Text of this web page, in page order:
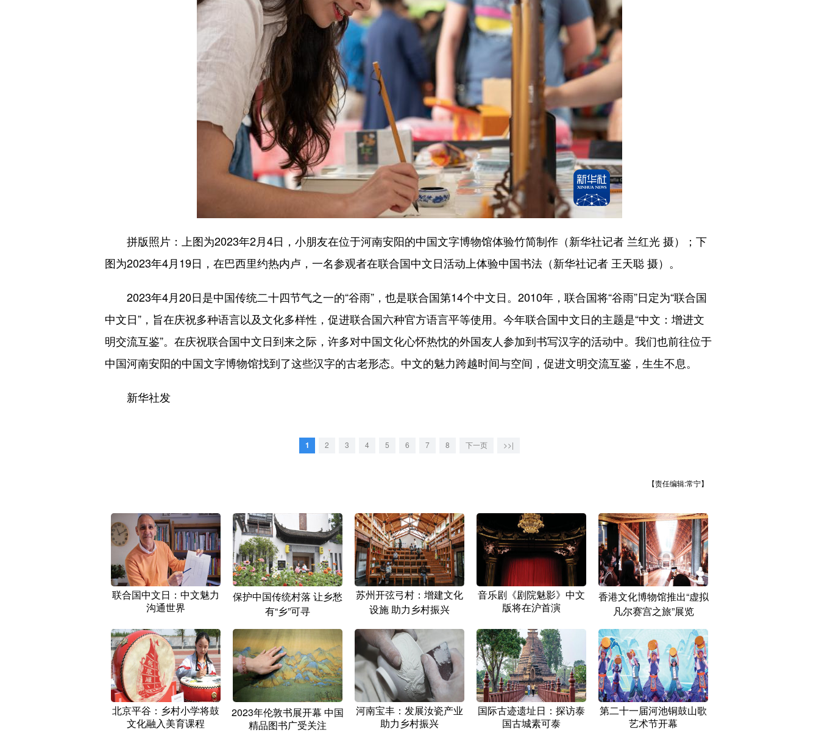
拼版照片：上图为2023年2月4日，小朋友在位于河南安阳的中国文字博物馆体验竹简制作（新华社记者 兰红光 摄）；下
图为2023年4月19日，在巴西里约热内卢，一名参观者在联合国中文日活动上体验中国书法（新华社记者 王天聪 摄）。
2023年4月20日是中国传统二十四节气之一的“谷雨”，也是联合国第14个中文日。2010年，联合国将“谷雨”日定为“联合国
中文日”，旨在庆祝多种语言以及文化多样性，促进联合国六种官方语言平等使用。今年联合国中文日的主题是“中文：增进文
明交流互鉴”。在庆祝联合国中文日到来之际，许多对中国文化心怀热忱的外国友人参加到书写汉字的活动中。我们也前往位于
中国河南安阳的中国文字博物馆找到了这些汉字的古老形态。中文的魅力跨越时间与空间，促进文明交流互鉴，生生不息。
新华社发
1 2 3 4 5 6 7 8 下一页 >>|
【责任编辑:常宁】
联合国中文日：中文魅力
沟通世界
保护中国传统村落 让乡愁
有“乡”可寻
苏州开弦弓村：增建文化
设施 助力乡村振兴
音乐剧《剧院魅影》中文
版将在沪首演
香港文化博物馆推出“虚拟
凡尔赛宫之旅”展览
北京平谷：乡村小学将鼓
文化融入美育课程
2023年伦敦书展开幕 中国
精品图书广受关注
河南宝丰：发展汝瓷产业
助力乡村振兴
国际古迹遗址日：探访泰
国古城素可泰
第二十一届河池铜鼓山歌
艺术节开幕